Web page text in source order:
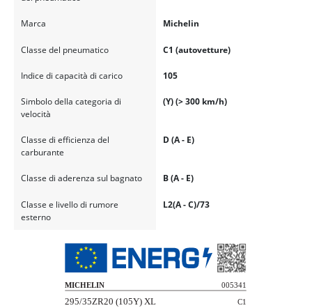
Marca Michelin
Classe del pneumatico C1 (autovetture)
Indice di capacità di carico 105
Simbolo della categoria di
velocità
(Y) (> 300 km/h)
Classe di efficienza del
carburante
D (A - E)
Classe di aderenza sul bagnato B (A - E)
Classe e livello di rumore
esterno
L2(A - C)/73